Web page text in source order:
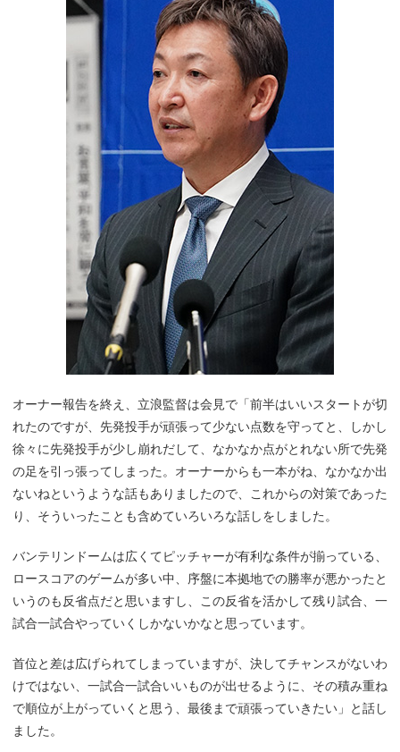
オーナー報告を終え、立浪監督は会見で「前半はいいスタートが切
れたのですが、先発投手が頑張って少ない点数を守ってと、しかし
徐々に先発投手が少し崩れだして、なかなか点がとれない所で先発
の足を引っ張ってしまった。オーナーからも一本がね、なかなか出
ないねというような話もありましたので、これからの対策であった
り、そういったことも含めていろいろな話しをしました。
バンテリンドームは広くてピッチャーが有利な条件が揃っている、
ロースコアのゲームが多い中、序盤に本拠地での勝率が悪かったと
いうのも反省点だと思いますし、この反省を活かして残り試合、一
試合一試合やっていくしかないかなと思っています。
首位と差は広げられてしまっていますが、決してチャンスがないわ
けではない、一試合一試合いいものが出せるように、その積み重ね
で順位が上がっていくと思う、最後まで頑張っていきたい」と話し
ました。